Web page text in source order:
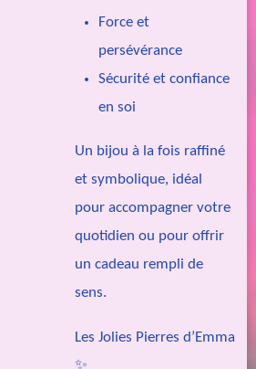
Force et
persévérance
Sécurité et confiance
en soi
Un bijou à la fois raffiné
et symbolique, idéal
pour accompagner votre
quotidien ou pour offrir
un cadeau rempli de
sens.
Les Jolies Pierres d’Emma
✨